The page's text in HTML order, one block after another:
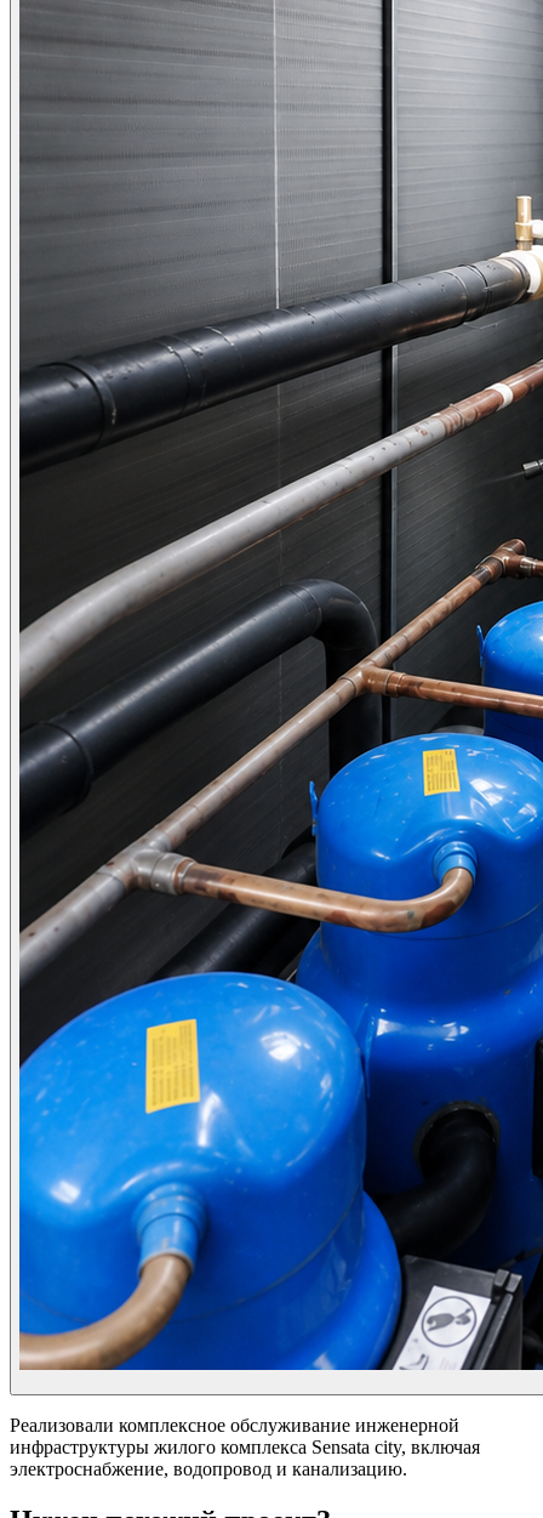
Реализовали комплексное обслуживание инженерной
инфраструктуры жилого комплекса Sensata city, включая
электроснабжение, водопровод и канализацию.